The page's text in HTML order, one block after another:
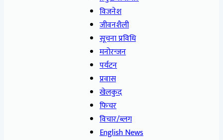
विजनेश
जीवनशैली
सूचना प्रविधि
मनोरन्जन
पर्यटन
प्रवास
खेलकुद
फिचर
विचार/ब्लग
English News